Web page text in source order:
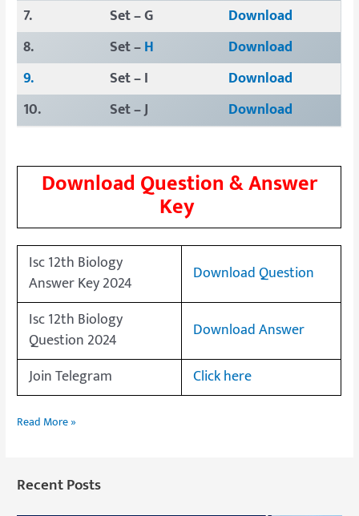
7.
Set – G
Download
8.
Set –H
Download
9.
Set – I
Download
10.
Set – J Download
Download Question & Answer
Key
Isc 12th Biology
Answer Key 2024
Download Question
Isc 12th Biology
Question 2024
Download Answer
Join Telegram
Click here
Read More »
Recent Posts